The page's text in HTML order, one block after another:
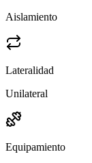
Aislamiento
Lateralidad
Unilateral
Equipamiento